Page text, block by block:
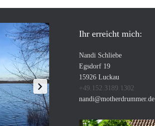
Ihr erreicht mich:
Nandi Schliebe
Egsdorf 19
15926 Luckau
+49.152.3189.1302
nandi@motherdrummer.de